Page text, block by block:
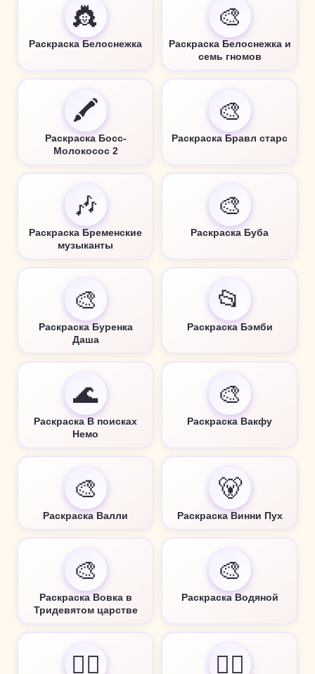
👸
Раскраска Белоснежка
🎨
Раскраска Белоснежка и
семь гномов
🖍️
Раскраска Босс-
Молокосос 2
🎨
Раскраска Бравл старс
🎶
Раскраска Бременские
музыканты
🎨
Раскраска Буба
🎨
Раскраска Буренка
Даша
📂
Раскраска Бэмби
🌊
Раскраска В поисках
Немо
🎨
Раскраска Вакфу
🎨
Раскраска Валли
🐻
Раскраска Винни Пух
🎨
Раскраска Вовка в
Тридевятом царстве
🎨
Раскраска Водяной
🧙‍♂️ 🧙‍♂️